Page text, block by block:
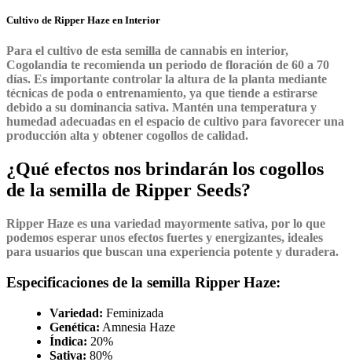
Cultivo de Ripper Haze en Interior
Para el cultivo de esta semilla de cannabis en interior,
Cogolandia te recomienda un periodo de floración de 60 a 70
días. Es importante controlar la altura de la planta mediante
técnicas de poda o entrenamiento, ya que tiende a estirarse
debido a su dominancia sativa. Mantén una temperatura y
humedad adecuadas en el espacio de cultivo para favorecer una
producción alta y obtener cogollos de calidad.
¿Qué efectos nos brindarán los cogollos
de la semilla de Ripper Seeds?
Ripper Haze es una variedad mayormente sativa, por lo que
podemos esperar unos efectos fuertes y energizantes, ideales
para usuarios que buscan una experiencia potente y duradera.
Especificaciones de la semilla Ripper Haze:
Variedad: Feminizada
Genética: Amnesia Haze
Índica: 20%
Sativa: 80%